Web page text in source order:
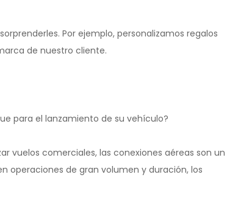
Por ejemplo, personalizamos regalos
de nuestro cliente.
para el lanzamiento de su vehículo?
vuelos comerciales, las conexiones aéreas son un
operaciones de gran volumen y duración, los